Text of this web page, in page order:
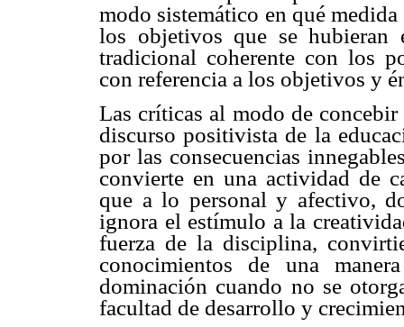
modo sistemático en qué
los objetivos que se hubieran
tradicional coherente con los
con referencia a los objetivos y
Las críticas al modo de
discurso positivista de la
por las consecuencias
convierte en una actividad de
que a lo personal y afectivo,
ignora el estímulo a la
fuerza de la disciplina,
conocimientos de una
dominación cuando no se
facultad de desarrollo y